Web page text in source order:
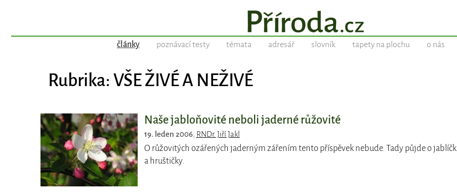
články poznávací testy témata adresář slovník tapety na plochu o nás
Rubrika: VŠE ŽIVÉ A NEŽIVÉ
Naše jabloňovité neboli jaderné růžovité
19. leden 2006, RNDr. Jiří Jakl
O růžovitých ozářených jaderným zářením tento příspěvek nebude. Tady půjde o
a hruštičky.